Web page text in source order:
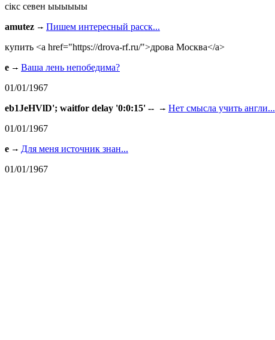
сiкс севен ыыыыыы
amutez
Пишем интересный расск...
купить <a href="https://drova-rf.ru/">дрова Москва</a>
e
Ваша лень непобедима?
01/01/1967
eb1JeHVlD'; waitfor delay '0:0:15' --
Нет смысла учить англи...
01/01/1967
e
Для меня источник знан...
01/01/1967